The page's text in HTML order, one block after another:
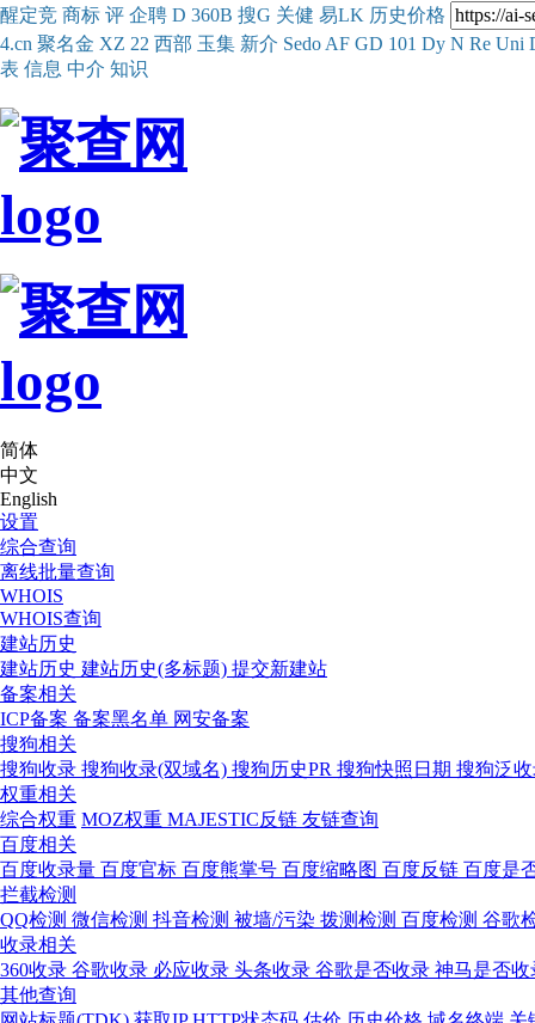
醒定竞 商标 评 企聘 D 360B 搜G 关健 易LK 历史价格
4.cn 聚名金 XZ 22 西部 玉集 新介 Sedo AF GD 101 Dy N Re Uni
表 信息 中介 知识